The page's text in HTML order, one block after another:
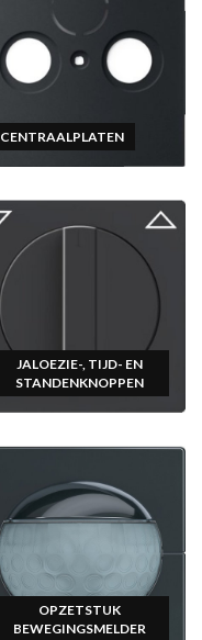
CENTRAALPLATEN
JALOEZIE-, TIJD- EN
STANDENKNOPPEN
OPZETSTUK
BEWEGINGSMELDER